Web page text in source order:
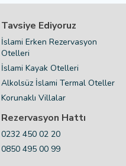
Tavsiye Ediyoruz
İslami Erken Rezervasyon
Otelleri
İslami Kayak Otelleri
Alkolsüz İslami Termal Oteller
Korunaklı Villalar
Rezervasyon Hattı
0232 450 02 20
0850 495 00 99